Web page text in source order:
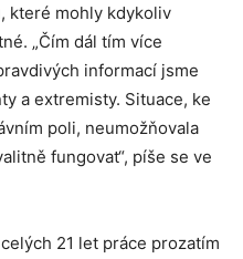
které mohly kdykoliv
„Čím dál tím více
informací jsme
a extremisty. Situace, ke
poli, neumožňovala
fungovat“, píše se ve
21 let práce prozatím